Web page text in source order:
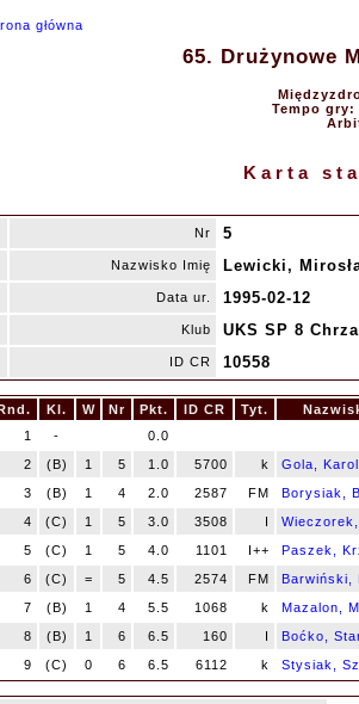
główna
65. Drużynowe
Tempo gry:
Karta
Nr 5
Nazwisko Imię Lewicki,
Data ur. 1995-02-12
Klub UKS SP 8
ID CR 10558
Kl. W Nr Pkt. ID CR Tyt.
1
-
0.0
2
(B) 1 5 1.0 5700 k
Gola, Karol
3
(B) 1 4 2.0 2587 FM
Borysiak,
4
(C) 1 5 3.0 3508 I
5
(C) 1 5 4.0 1101 I++
Paszek,
6
(C) = 5 4.5 2574 FM
Barwiński,
7
(B) 1 4 5.5 1068 k
Mazalon,
8
(B) 1 6 6.5 160 I
Boćko,
9
(C) 0 6 6.5 6112 k Stysiak,